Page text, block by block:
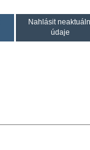
Nahlásit
údaje